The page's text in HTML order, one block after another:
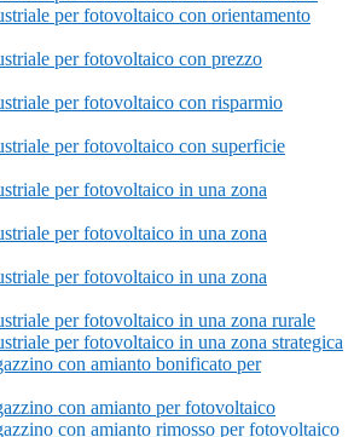
per fotovoltaico con orientamento
per fotovoltaico con prezzo
per fotovoltaico con risparmio
per fotovoltaico con superficie
per fotovoltaico in una zona
per fotovoltaico in una zona
per fotovoltaico in una zona
per fotovoltaico in una zona rurale
per fotovoltaico in una zona strategica
con amianto bonificato per
con amianto per fotovoltaico
con amianto rimosso per fotovoltaico